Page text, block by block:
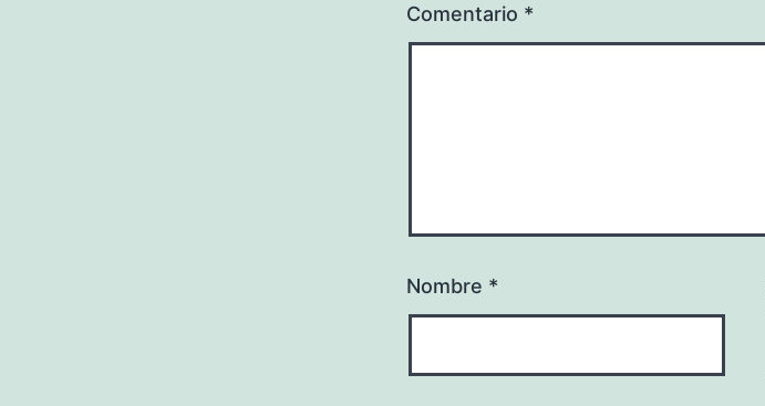
Comentario *
Nombre *